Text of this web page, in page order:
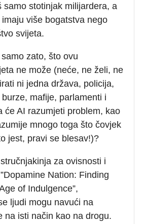
samo stotinjak milijardera, a
više bogatstva nego
svijeta.
zato, što ovu
ne može (neće, ne želi, ne
ni jedna država, policija,
mafije, parlamenti i
AI razumjeti problem, kao
mnogo toga što čovjek
jest, pravi se blesav!)?
za ovisnosti i
Nation: Finding
of Indulgence”,
ljudi mogu navući na
na isti način kao na drogu.